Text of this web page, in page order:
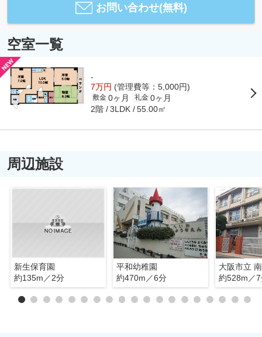
お問い合わせ(無料)
空室一覧
-
7万円 (管理費等：5,000円)
敷金 0ヶ月 礼金 0ヶ月
2階 3LDK 55.00㎡
周辺施設
新生保育園
約135m／2分
平和幼稚園
約470m／6分
大阪市立
約528m／